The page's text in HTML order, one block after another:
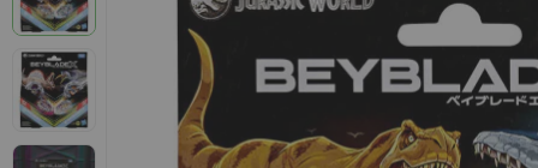
края
на
галерията
на
изображенията